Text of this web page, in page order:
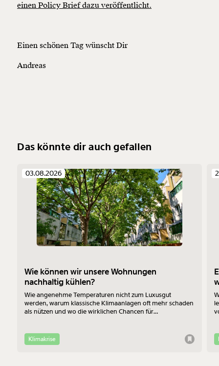
einen Policy Brief dazu veröffentlicht.
Einen schönen Tag wünscht Dir
Andreas
Das könnte dir auch gefallen
03.08.2026
Wie können wir unsere Wohnungen
nachhaltig kühlen?
Wie angenehme Temperaturen nicht zum Luxusgut
werden, warum klassische Klimaanlagen oft mehr schaden
als nützen und wo die wirklichen Chancen für
Klimakrise